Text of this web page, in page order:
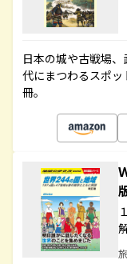
日本の城や古戦場
代にまつわるスポ
冊。